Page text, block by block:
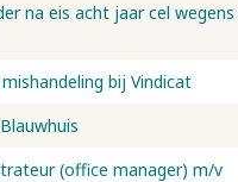
na eis acht jaar cel
bij Vindicat
(office manager) m/v